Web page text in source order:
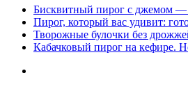
Бисквитный пирог с джемом —
Пирог, который вас удивит:
Творожные булочки без
Кабачковый пирог на кефире.